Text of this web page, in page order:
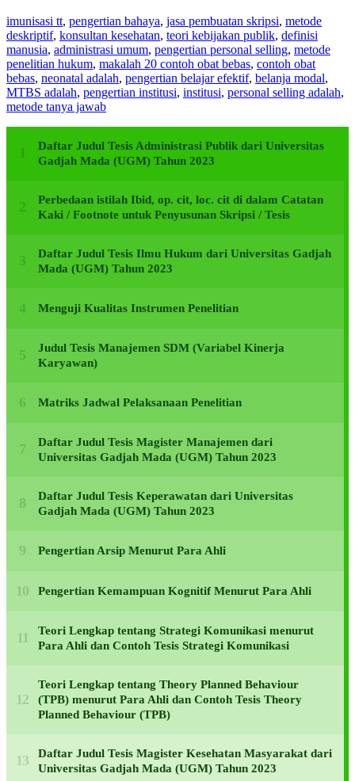
imunisasi tt, pengertian bahaya, jasa pembuatan skripsi, metode
deskriptif, konsultan kesehatan, teori kebijakan publik, definisi
manusia, administrasi umum, pengertian personal selling, metode
penelitian hukum, makalah 20 contoh obat bebas, contoh obat
bebas, neonatal adalah, pengertian belajar efektif, belanja modal,
MTBS adalah, pengertian institusi, institusi, personal selling adalah,
metode tanya jawab
Daftar Judul Tesis Administrasi Publik dari Universitas
Gadjah Mada (UGM) Tahun 2023
Perbedaan istilah Ibid, op. cit, loc. cit di dalam Catatan
Kaki / Footnote untuk Penyusunan Skripsi / Tesis
Daftar Judul Tesis Ilmu Hukum dari Universitas Gadjah
Mada (UGM) Tahun 2023
Menguji Kualitas Instrumen Penelitian
Judul Tesis Manajemen SDM (Variabel Kinerja
Karyawan)
Matriks Jadwal Pelaksanaan Penelitian
Daftar Judul Tesis Magister Manajemen dari
Universitas Gadjah Mada (UGM) Tahun 2023
Daftar Judul Tesis Keperawatan dari Universitas
Gadjah Mada (UGM) Tahun 2023
Pengertian Arsip Menurut Para Ahli
Pengertian Kemampuan Kognitif Menurut Para Ahli
Teori Lengkap tentang Strategi Komunikasi menurut
Para Ahli dan Contoh Tesis Strategi Komunikasi
Teori Lengkap tentang Theory Planned Behaviour
(TPB) menurut Para Ahli dan Contoh Tesis Theory
Planned Behaviour (TPB)
Daftar Judul Tesis Magister Kesehatan Masyarakat dari
Universitas Gadjah Mada (UGM) Tahun 2023